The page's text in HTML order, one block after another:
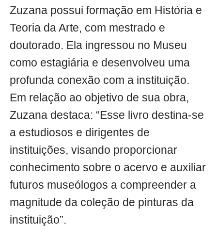
Zuzana possui formação em História e
Teoria da Arte, com mestrado e
doutorado. Ela ingressou no Museu
como estagiária e desenvolveu uma
profunda conexão com a instituição.
Em relação ao objetivo de sua obra,
Zuzana destaca: “Esse livro destina-se
a estudiosos e dirigentes de
instituições, visando proporcionar
conhecimento sobre o acervo e auxiliar
futuros museólogos a compreender a
magnitude da coleção de pinturas da
instituição”.